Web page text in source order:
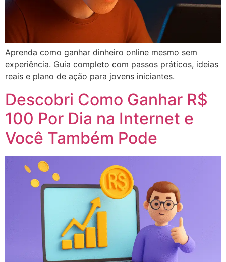
Aprenda como ganhar dinheiro online mesmo sem
experiência. Guia completo com passos práticos, ideias
reais e plano de ação para jovens iniciantes.
Descobri Como Ganhar R$
100 Por Dia na Internet e
Você Também Pode